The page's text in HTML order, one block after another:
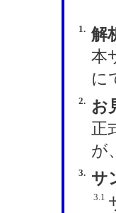
1. 解
本
に
2.
お
正
が
3. サ
3.1